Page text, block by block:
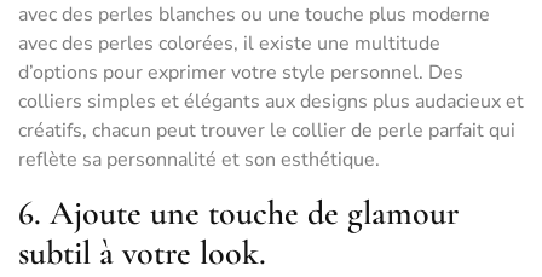
avec des perles blanches ou une touche plus moderne
avec des perles colorées, il existe une multitude
d’options pour exprimer votre style personnel. Des
colliers simples et élégants aux designs plus audacieux et
créatifs, chacun peut trouver le collier de perle parfait qui
reflète sa personnalité et son esthétique.
6. Ajoute une touche de glamour
subtil à votre look.